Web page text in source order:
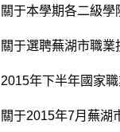
關于本學期各二級
關于選聘蕪湖市職
2015年下半年國家
關于2015年7月蕪湖